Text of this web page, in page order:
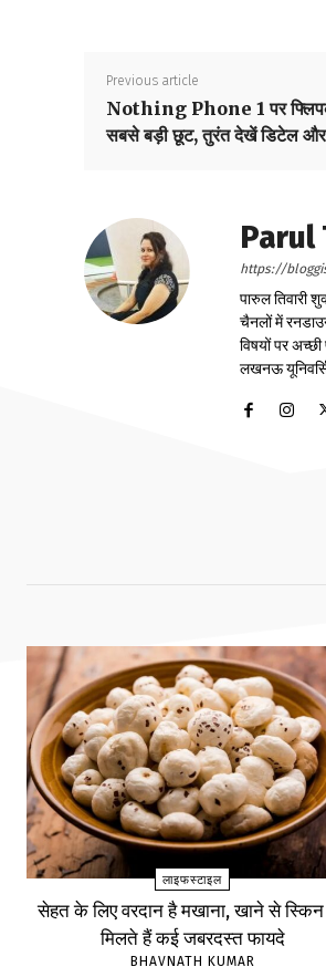
Previous article
Nothing Phone 1 पर
सबसे बड़ी छूट, तुरंत देखें डिटेल और
Parul
https://
पारुल तिवारी
चैनलों में
विषयों पर
लखनऊ
लाइफस्टाइल
सेहत के लिए वरदान है मखाना, खाने से
मिलते हैं कई जबरदस्त फायदे
BHAVNATH KUMAR